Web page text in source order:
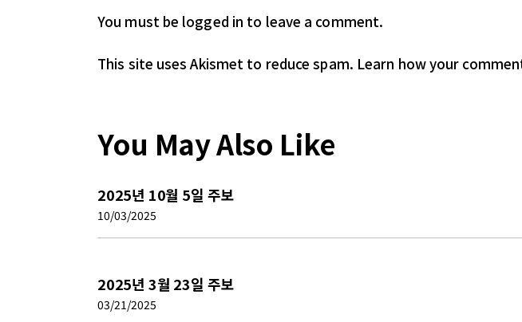
You must be logged in to leave a comment.
This site uses Akismet to reduce spam. Learn how your
You May Also Like
2025년 10월 5일 주보
10/03/2025
2025년 3월 23일 주보
03/21/2025